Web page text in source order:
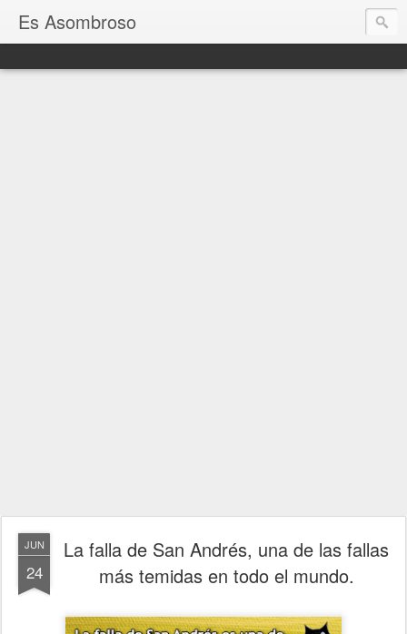
Es Asombroso
JUN
24
La falla de San Andrés, una de las fallas
más temidas en todo el mundo.